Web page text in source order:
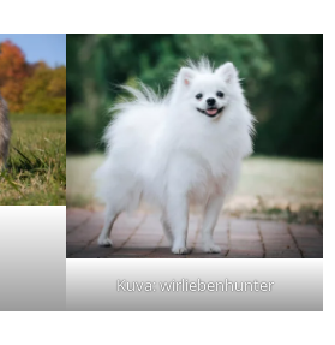
Kuva: wirliebenhunter